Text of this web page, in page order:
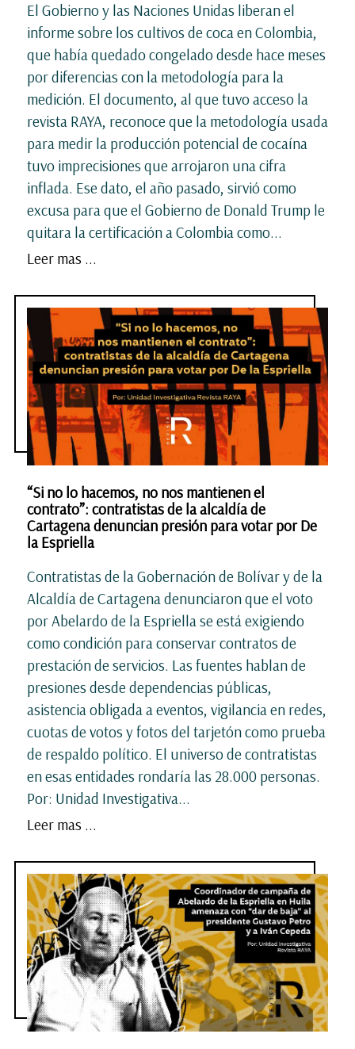
El Gobierno y las Naciones Unidas liberan el
informe sobre los cultivos de coca en Colombia,
que había quedado congelado desde hace meses
por diferencias con la metodología para la
medición. El documento, al que tuvo acceso la
revista RAYA, reconoce que la metodología usada
para medir la producción potencial de cocaína
tuvo imprecisiones que arrojaron una cifra
inflada. Ese dato, el año pasado, sirvió como
excusa para que el Gobierno de Donald Trump le
quitara la certificación a Colombia como...
Leer mas ...
“Si no lo hacemos, no nos mantienen el
contrato”: contratistas de la alcaldía de
Cartagena denuncian presión para votar por De
la Espriella
Contratistas de la Gobernación de Bolívar y de la
Alcaldía de Cartagena denunciaron que el voto
por Abelardo de la Espriella se está exigiendo
como condición para conservar contratos de
prestación de servicios. Las fuentes hablan de
presiones desde dependencias públicas,
asistencia obligada a eventos, vigilancia en redes,
cuotas de votos y fotos del tarjetón como prueba
de respaldo político. El universo de contratistas
en esas entidades rondaría las 28.000 personas.
Por: Unidad Investigativa...
Leer mas ...